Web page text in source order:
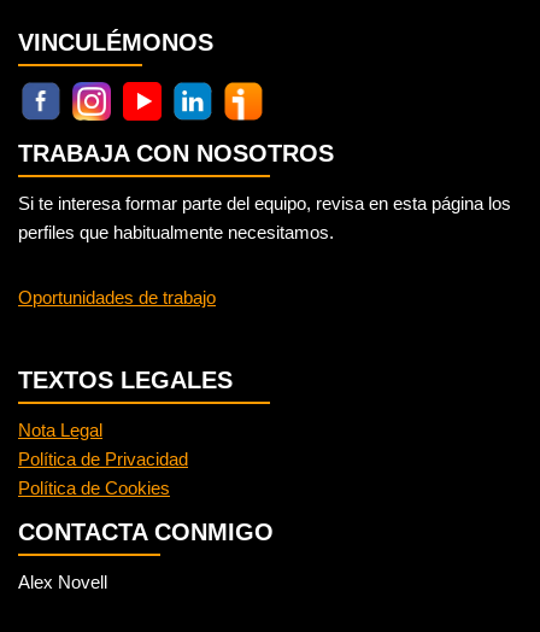
VINCULÉMONOS
TRABAJA CON NOSOTROS
Si te interesa formar parte del equipo, revisa en esta página los
perfiles que habitualmente necesitamos.
Oportunidades de trabajo
TEXTOS LEGALES
Nota Legal
Política de Privacidad
Política de Cookies
CONTACTA CONMIGO
Alex Novell